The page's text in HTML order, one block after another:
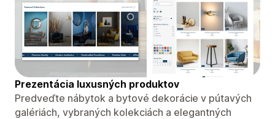
Prezentácia luxusných produktov
Predveďte nábytok a bytové dekorácie v pútavých
galériách, vybraných kolekciách a elegantných